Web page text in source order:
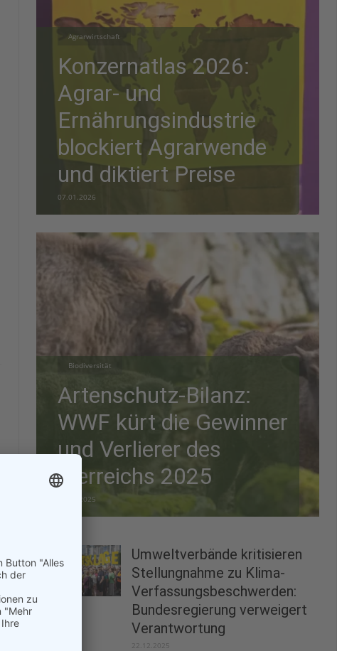
Agrarwirtschaft
Konzernatlas 2026:
Agrar- und
Ernährungsindustrie
blockiert Agrarwende
und diktiert Preise
07.01.2026
Biodiversität
Artenschutz-Bilanz:
WWF kürt die Gewinner
und Verlierer des
Tierreichs 2025
28.12.2025
Umweltverbände kritisieren
Stellungnahme zu Klima-
Verfassungsbeschwerden:
Bundesregierung verweigert
Verantwortung
22.12.2025